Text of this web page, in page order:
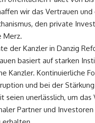
wir das Vertrauen und
den private
Merz.
der Kanzler in Danzig
basiert auf starken
Kanzler. Kontinuierliche
und bei der
seien unerlässlich, um das
Partner und Investoren